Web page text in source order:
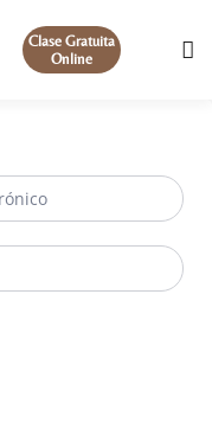
Clase Gratuita
Online